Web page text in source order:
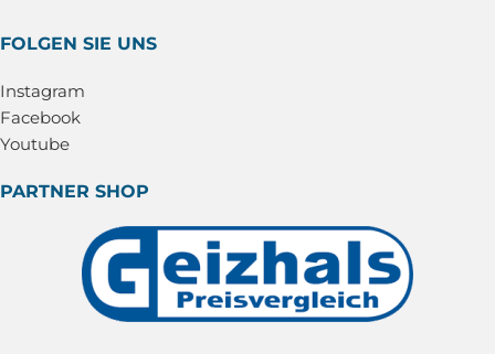
FOLGEN SIE UNS
Instagram
Facebook
Youtube
PARTNER SHOP